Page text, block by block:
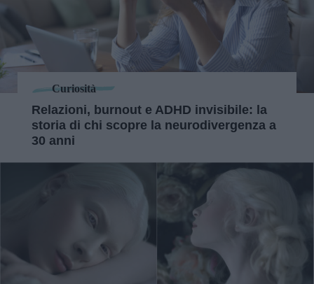
Curiosità
Relazioni, burnout e ADHD invisibile: la
storia di chi scopre la neurodivergenza a
30 anni